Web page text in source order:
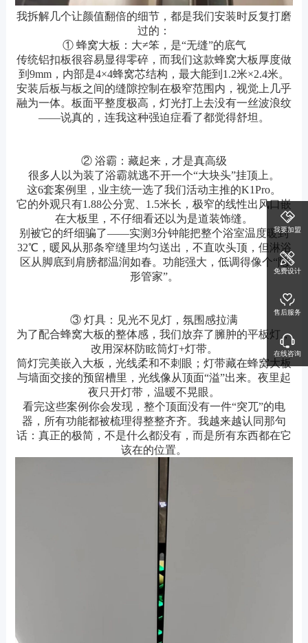
我要加盟
免费设计
售后服务
在线咨询
我拆解几个让颜值翻倍的细节，都是我们安装时反复打磨
过的：
① 蜂窝大板：大≠笨，是“无缝”的底气
传统铝扣板很容易显得零碎，而我们这款蜂窝大板厚度做
到9mm，内部是4×4蜂窝芯结构，最大能到1.2米×2.4米。
安装后板与板之间的缝隙控制在极窄范围内，视觉上几乎
融为一体。板面平整度极高，灯光打上去没有一丝波浪纹
——说真的，连我这种强迫症看了都觉得舒坦。
② 浴霸：藏起来，才是真高级
很多人以为装了浴霸就逃不开一个“大块头”挂顶上。
这6套案例里，业主统一选了我们活动主推的K1Pro。
它的外观只有1.88公分宽、1.5米长，极窄的线性出风口嵌
在大板里，不仔细看还以为是道装饰缝。
别被它的纤细骗了——实测3分钟能把整个浴室温度暖到
32℃，暖风从那条窄缝里均匀送出，不直吹头顶，但淋浴
区从脚底到肩膀都温润如春。功能强大，低调得像个“隐
形管家”。
③ 灯具：见光不见灯，氛围感拉满
为了配合蜂窝大板的整体感，我们放弃了臃肿的平板灯，
改用深杯防眩筒灯+灯带。
筒灯完美嵌入大板，光线柔和不刺眼；灯带藏在蜂窝大板
与墙面交接的预留槽里，光线像从顶面“溢”出来。夜里起
夜只开灯带，温暖不晃眼。
看完这些案例你会发现，整个顶面没有一件“突兀”的电
器，所有功能都被梳理得整整齐齐。我越来越认同那句
话：真正的极简，不是什么都没有，而是所有东西都在它
该在的位置。